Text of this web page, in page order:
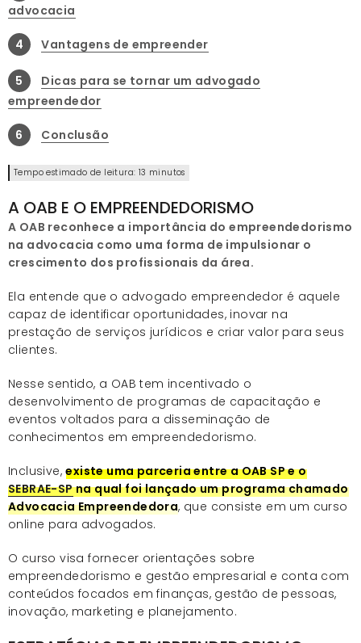
advocacia
4 Vantagens de empreender
5
Dicas para se tornar um advogado
empreendedor
6 Conclusão
Tempo estimado de leitura: 13 minutos
A OAB E O EMPREENDEDORISMO
A OAB reconhece a importância do empreendedorismo
na advocacia como uma forma de impulsionar o
crescimento dos profissionais da área.
Ela entende que o advogado empreendedor é aquele
capaz de identificar oportunidades, inovar na
prestação de serviços jurídicos e criar valor para seus
clientes.
Nesse sentido, a OAB tem incentivado o
desenvolvimento de programas de capacitação e
eventos voltados para a disseminação de
conhecimentos em empreendedorismo.
Inclusive,existe uma parceria entre a OAB SP e o
SEBRAE-SPna qual foi lançado um programa chamado
Advocacia Empreendedora, que consiste em um curso
online para advogados.
O curso visa fornecer orientações sobre
empreendedorismo e gestão empresarial e conta com
conteúdos focados em finanças, gestão de pessoas,
inovação, marketing e planejamento.